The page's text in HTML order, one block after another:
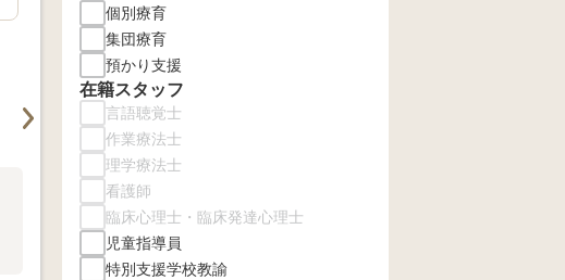
個別療育
集団療育
預かり支援
在籍スタッフ
言語聴覚士
作業療法士
理学療法士
看護師
臨床心理士・臨床発達心理士
児童指導員
特別支援学校教諭